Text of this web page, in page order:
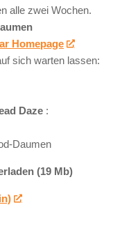
alle zwei Wochen.
Homepage
sich warten lassen:
Daze :
Daumen
(19 Mb)